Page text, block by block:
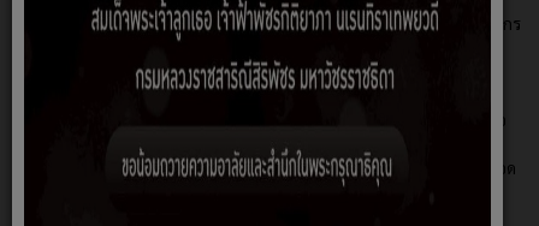
ปฏิบัติงานศูนย์ปฏิบัติการร่วมในการช่วยเหลือประชาชนขององค์กร
ปกครองส่วนท้องถิ่น
สรุปหลักเกณฑ์การช่วยเหลือประชาชนขององค์กรปกครองส่วน
แบบลงทะเบียนขอรับความช่วยเหลือของประชาชน (กรณีร้องขอ
ด้วยตนเอง)
ประกาศการลงทะเบียนขอรับความช่วยเหลือ กรณีได้รับความเดือด
ร้อนจากสถานการณ์การแพร่ระบาดของโรคติดเชื้อไวรัสโคโรนา